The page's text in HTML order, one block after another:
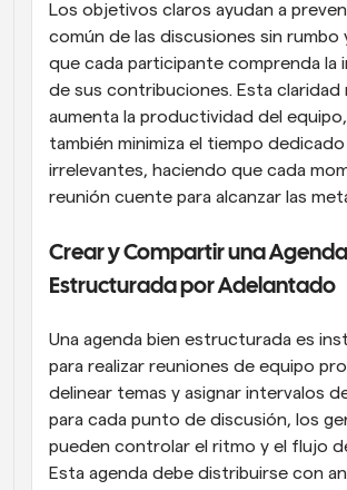
Los objetivos claros ayudan a
común de las discusiones sin rumbo
que cada participante comprenda la
de sus contribuciones. Esta claridad
aumenta la productividad del
también minimiza el tiempo
irrelevantes, haciendo que cada
reunión cuente para alcanzar las
Crear y Compartir una Agenda
Estructurada por Adelantado
Una agenda bien estructurada es
para realizar reuniones de equipo
delinear temas y asignar intervalos
para cada punto de discusión, los
pueden controlar el ritmo y el flujo
Esta agenda debe distribuirse con